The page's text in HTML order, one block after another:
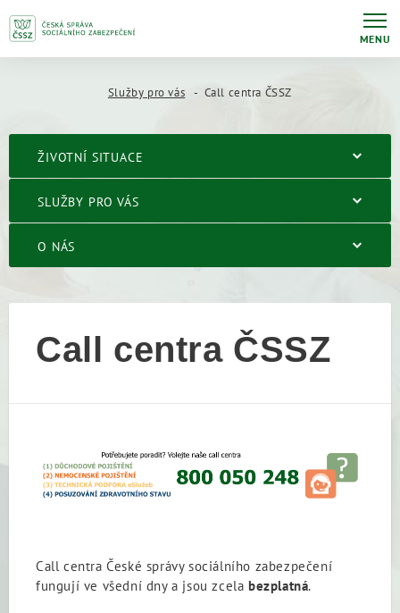
MENU
Služby pro vás Call centra ČSSZ
ŽIVOTNÍ SITUACE
SLUŽBY PRO VÁS
O NÁS
Call centra ČSSZ
Call centra České správy sociálního zabezpečení
fungují ve všední dny a jsou zcelabezplatná.